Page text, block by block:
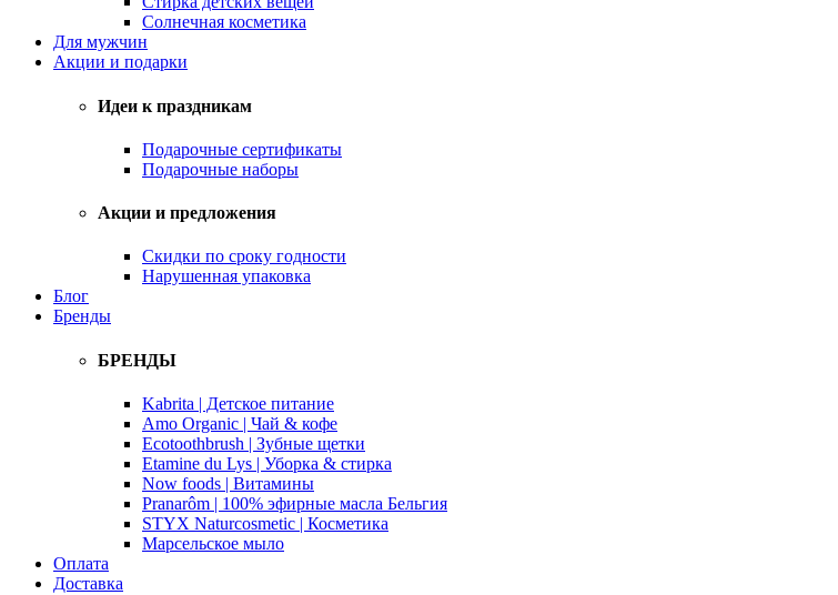
Солнечная косметика
Для мужчин
Акции и подарки
Идеи к праздникам
Подарочные сертификаты
Подарочные наборы
Акции и предложения
Скидки по сроку годности
Нарушенная упаковка
Блог
Бренды
БРЕНДЫ
Kabrita | Детское питание
Amo Organic | Чай & кофе
Ecotoothbrush | Зубные щетки
Etamine du Lys | Уборка & стирка
Now foods | Витамины
Pranarôm | 100% эфирные масла Бельгия
STYX Naturcosmetic | Косметика
Марсельское мыло
Оплата
Доставка